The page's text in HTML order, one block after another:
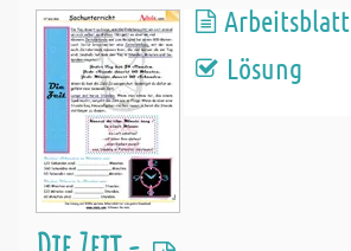
Arbeitsblatt
Lösung